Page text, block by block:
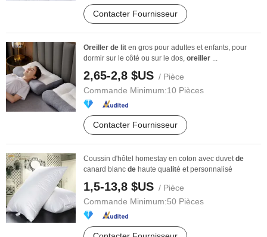
Contacter Fournisseur
Oreiller de lit en gros pour adultes et enfants, pour
dormir sur le côté ou sur le dos, oreiller ...
2,65-2,8 $US / Pièce
Commande Minimum:10 Pièces
Contacter Fournisseur
Coussin d'hôtel homestay en coton avec duvetde
canard blanc de haute qua lité et personnalisé
1,5-13,8 $US / Pièce
Commande Minimum:50 Pièces